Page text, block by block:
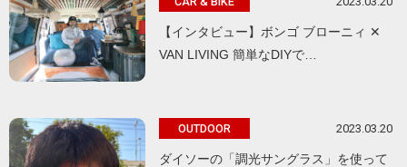
【インタビュー】ボンゴ ブローニィ ✕
VAN LIVING 簡単なDIYで…
OUTDOOR 2023.03.20
ダイソーの「調光サングラス」を使って